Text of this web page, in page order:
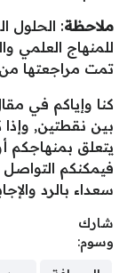
ملاحظة: الحلول
للمنهاج العلمي
تمت مراجعتها
كنا وإياكم في
بين نقطتين,
يتعلق بمنهاجكم
فيمكنكم
سعداء بالرد
شارك
وسوم: